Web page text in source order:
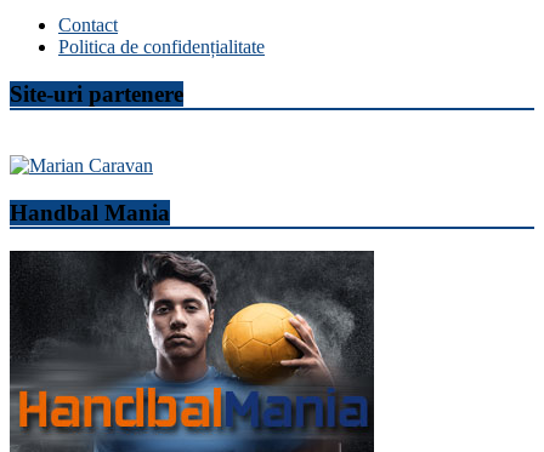
Contact
Politica de confidențialitate
Site-uri partenere
Handbal Mania